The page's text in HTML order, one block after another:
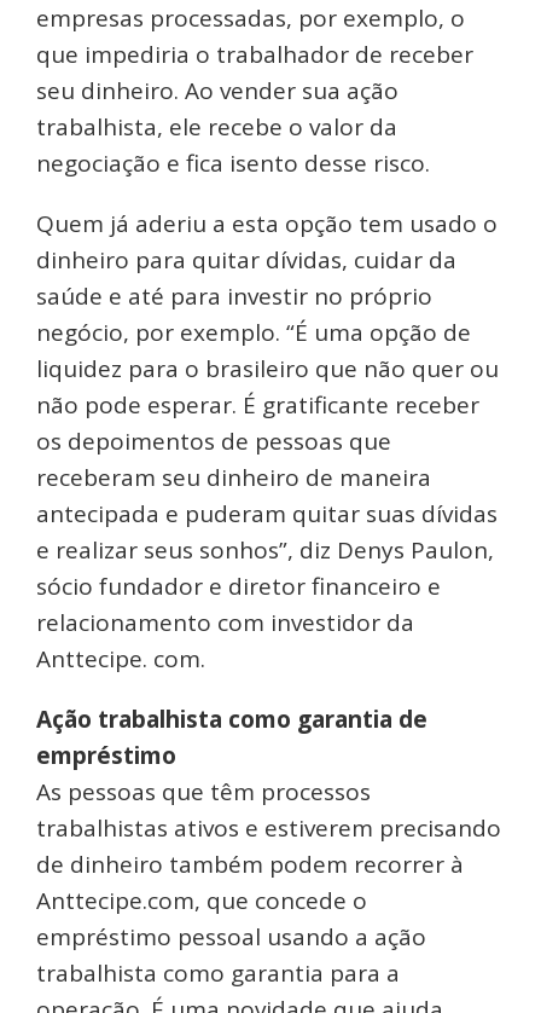
empresas processadas, por exemplo, o
que impediria o trabalhador de receber
seu dinheiro. Ao vender sua ação
trabalhista, ele recebe o valor da
negociação e fica isento desse risco.
Quem já aderiu a esta opção tem usado o
dinheiro para quitar dívidas, cuidar da
saúde e até para investir no próprio
negócio, por exemplo. “É uma opção de
liquidez para o brasileiro que não quer ou
não pode esperar. É gratificante receber
os depoimentos de pessoas que
receberam seu dinheiro de maneira
antecipada e puderam quitar suas dívidas
e realizar seus sonhos”, diz Denys Paulon,
sócio fundador e diretor financeiro e
relacionamento com investidor da
Anttecipe. com.
Ação trabalhista como garantia de
empréstimo
As pessoas que têm processos
trabalhistas ativos e estiverem precisando
de dinheiro também podem recorrer à
Anttecipe.com, que concede o
empréstimo pessoal usando a ação
trabalhista como garantia para a